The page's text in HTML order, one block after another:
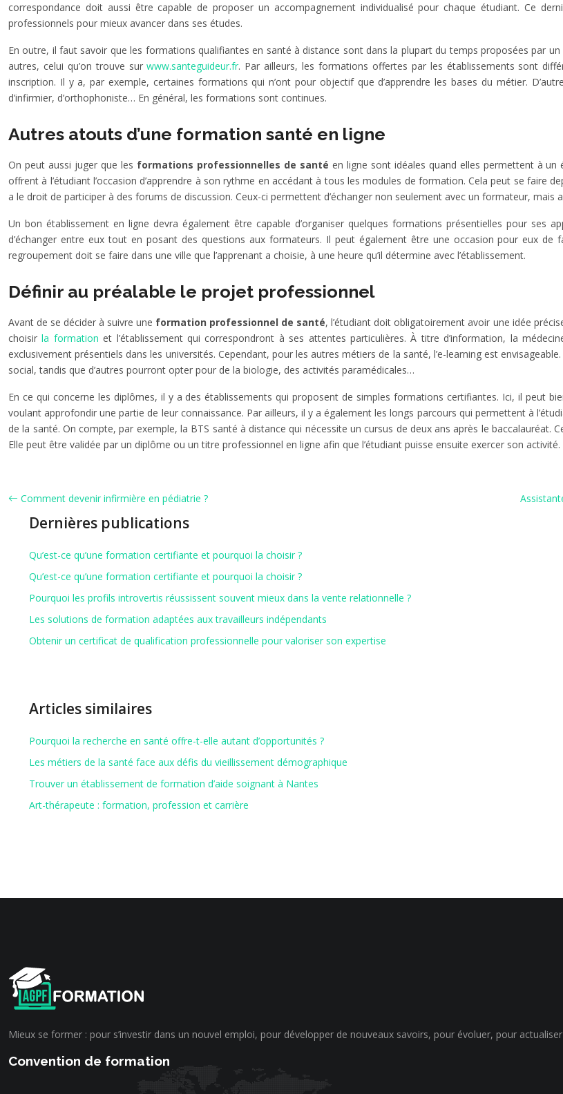
correspondance doit aussi être capable de proposer un accompagnement individualisé pour chaque étudiant. Ce
professionnels pour mieux avancer dans ses études.
En outre, il faut savoir que les formations qualifiantes en santé à distance sont dans la plupart du temps proposées par
autres, celui qu’on trouve surwww.santeguideur.fr. Par ailleurs, les formations offertes par les établissements sont
inscription. Il y a, par exemple, certaines formations qui n’ont pour objectif que d’apprendre les bases du métier.
d’infirmier, d’orthophoniste… En général, les formations sont continues.
Autres atouts d’une formation santé en ligne
On peut aussi juger que les formations professionnelles de santé en ligne sont idéales quand elles permettent à
offrent à l’étudiant l’occasion d’apprendre à son rythme en accédant à tous les modules de formation. Cela peut se faire
a le droit de participer à des forums de discussion. Ceux-ci permettent d’échanger non seulement avec un formateur, mais
Un bon établissement en ligne devra également être capable d’organiser quelques formations présentielles pour ses
d’échanger entre eux tout en posant des questions aux formateurs. Il peut également être une occasion pour eux
regroupement doit se faire dans une ville que l’apprenant a choisie, à une heure qu’il détermine avec l’établissement.
Définir au préalable le projet professionnel
Avant de se décider à suivre une formation professionnel de santé, l’étudiant doit obligatoirement avoir une idée
choisirla formation et l’établissement qui correspondront à ses attentes particulières. À titre d’information, la
exclusivement présentiels dans les universités. Cependant, pour les autres métiers de la santé, l’e-learning est
social, tandis que d’autres pourront opter pour de la biologie, des activités paramédicales…
En ce qui concerne les diplômes, il y a des établissements qui proposent de simples formations certifiantes. Ici, il peut
voulant approfondir une partie de leur connaissance. Par ailleurs, il y a également les longs parcours qui permettent à
de la santé. On compte, par exemple, la BTS santé à distance qui nécessite un cursus de deux ans après le
Elle peut être validée par un diplôme ou un titre professionnel en ligne afin que l’étudiant puisse ensuite exercer son activité.
Comment devenir infirmière en pédiatrie ?
Dernières publications
Qu’est-ce qu’une formation certifiante et pourquoi la choisir ?
Qu’est-ce qu’une formation certifiante et pourquoi la choisir ?
Pourquoi les profils introvertis réussissent souvent mieux dans la vente relationnelle ?
Les solutions de formation adaptées aux travailleurs indépendants
Obtenir un certificat de qualification professionnelle pour valoriser son expertise
Articles similaires
Pourquoi la recherche en santé offre-t-elle autant d’opportunités ?
Les métiers de la santé face aux défis du vieillissement démographique
Trouver un établissement de formation d’aide soignant à Nantes
Art-thérapeute : formation, profession et carrière
Mieux se former : pour s’investir dans un nouvel emploi, pour développer de nouveaux savoirs, pour évoluer, pour
Convention de formation